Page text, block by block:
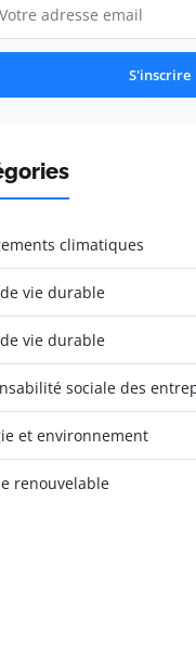
S'inscrire
climatiques
vie durable
vie durable
sociale des
et environnement
renouvelable